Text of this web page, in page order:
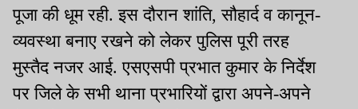
पूजा की धूम रही. इस दौरान शांति, सौहार्द व कानून-
व्यवस्था बनाए रखने को लेकर पुलिस पूरी तरह
मुस्तैद नजर आई. एसएसपी प्रभात कुमार के निर्देश
पर जिले के सभी थाना प्रभारियों द्वारा अपने-अपने